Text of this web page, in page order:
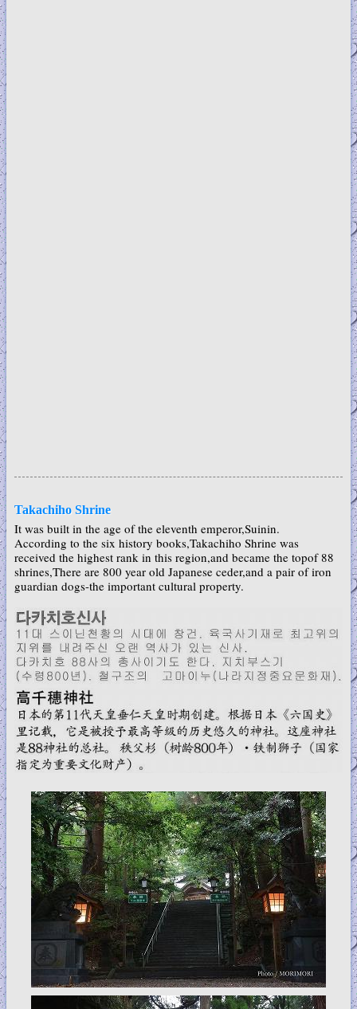
Takachiho Shrine
It was built in the age of the eleventh emperor,Suinin.
According to the six history books,Takachiho Shrine was
received the highest rank in this region,and became the topof 88
shrines,There are 800 year old Japanese ceder,and a pair of iron
guardian dogs-the important cultural property.